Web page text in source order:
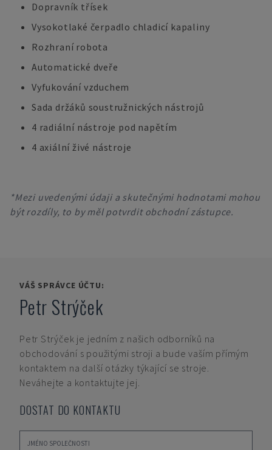
Dopravník třísek
Vysokotlaké čerpadlo chladicí kapaliny
Rozhraní robota
Automatické dveře
Vyfukování vzduchem
Sada držáků soustružnických nástrojů
4 radiální nástroje pod napětím
4 axiální živé nástroje
*Mezi uvedenými údaji a skutečnými hodnotami mohou
být rozdíly, to by měl potvrdit obchodní zástupce.
VÁŠ SPRÁVCE ÚČTU:
Petr Strýček
Petr Strýček je jedním z našich odborníků na
obchodování s použitými stroji a bude vaším přímým
kontaktem na další otázky týkající se stroje.
Neváhejte a kontaktujte jej.
DOSTAT DO KONTAKTU